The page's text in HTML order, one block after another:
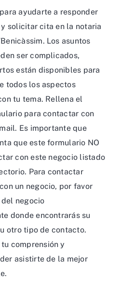
ayudarte a responder
solicitar cita en la notaria
Los asuntos
ser complicados,
están disponibles para
todos los aspectos
tu tema. Rellena el
para contactar con
Es importante que
que este formulario NO
con este negocio listado
Para contactar
un negocio, por favor
negocio
donde encontrarás su
otro tipo de contacto.
comprensión y
asistirte de la mejor